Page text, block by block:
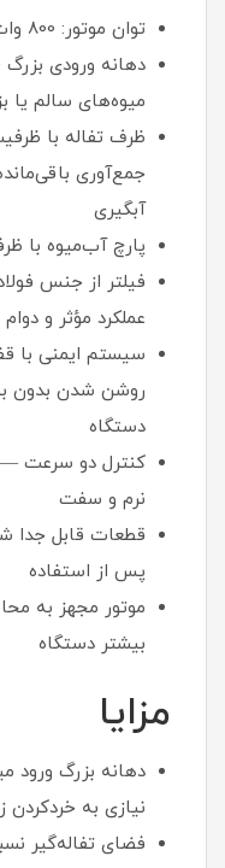
توان موتور: 800 وات
میوه‌های سالم یا
جمع‌آوری
آبگیری
پارچ آب‌میوه با ظرفیت
فیلتر از جنس
عملکرد مؤثر و دوام
سیستم ایمنی با
روشن شدن بدون
دستگاه
کنترل دو سرعت
نرم و سفت
قطعات قابل جدا
پس از استفاده
موتور مجهز به
بیشتر دستگاه
مزایا
دهانه بزرگ ورود
نیازی به خردکردن
فضای تفاله‌گیر